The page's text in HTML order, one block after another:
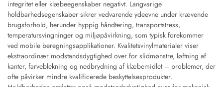
integritet eller klæbeegenskaber negativt. Langvarige
holdbarhedsegenskaber sikrer vedvarende ydeevne under krævende
brugsforhold, herunder hyppig håndtering, transportstress,
temperatursvingninger og miljøpåvirkning, som typisk forekommer
ved mobile beregningsapplikationer. Kvalitetsvinylmaterialer viser
ekstraordinær modstandsdygtighed over for slidmønstre, løftning af
kanter, farveblekning og nedbrydning af klæbemidlet – problemer, der
ofte påvirker mindre kvalificerede beskyttelsesprodukter.